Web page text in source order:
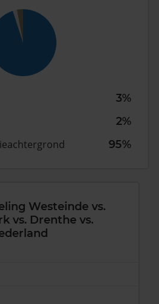
3%
2%
95%
Westeinde vs.
vs. Drenthe vs.